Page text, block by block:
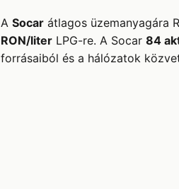
A Socar átlagos üzemanyagára
RON/liter LPG-re. A Socar 84
forrásaiból és a hálózatok